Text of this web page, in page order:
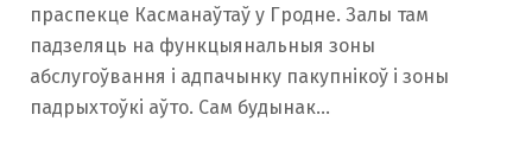
праспекце Касманаўтаў у Гродне. Залы там
падзеляць на функцыянальныя зоны
абслугоўвання і адпачынку пакупнікоў і зоны
падрыхтоўкі аўто. Сам будынак…